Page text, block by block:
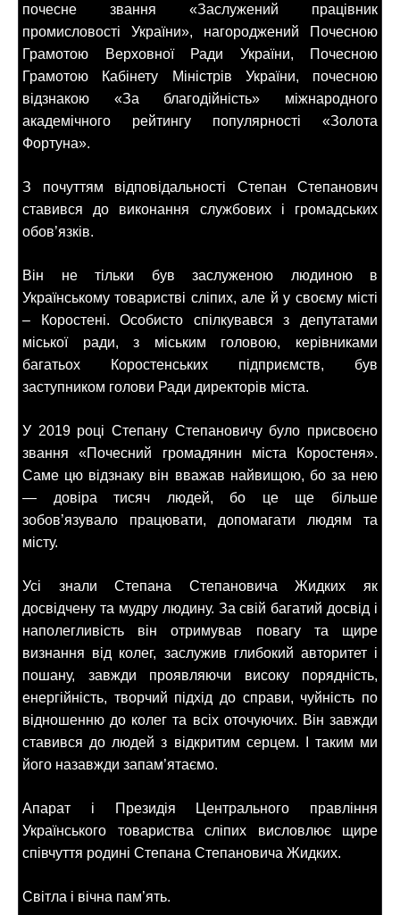
почесне звання «Заслужений працівник
промисловості України», нагороджений Почесною
Грамотою Верховної Ради України, Почесною
Грамотою Кабінету Міністрів України, почесною
відзнакою «За благодійність» міжнародного
академічного рейтингу популярності «Золота
Фортуна».
З почуттям відповідальності Степан Степанович
ставився до виконання службових і громадських
обов’язків.
Він не тільки був заслуженою людиною в
Українському товаристві сліпих, але й у своєму місті
– Коростені. Особисто спілкувався з депутатами
міської ради, з міським головою, керівниками
багатьох Коростенських підприємств, був
заступником голови Ради директорів міста.
У 2019 році Степану Степановичу було присвоєно
звання «Почесний громадянин міста Коростеня».
Саме цю відзнаку він вважав найвищою, бо за нею
— довіра тисяч людей, бо це ще більше
зобов’язувало працювати, допомагати людям та
місту.
Усі знали Степана Степановича Жидких як
досвідчену та мудру людину. За свій багатий досвід і
наполегливість він отримував повагу та щире
визнання від колег, заслужив глибокий авторитет і
пошану, завжди проявляючи високу порядність,
енергійність, творчий підхід до справи, чуйність по
відношенню до колег та всіх оточуючих. Він завжди
ставився до людей з відкритим серцем. І таким ми
його назавжди запам’ятаємо.
Апарат і Президія Центрального правління
Українського товариства сліпих висловлює щире
співчуття родині Степана Степановича Жидких.
Світла і вічна пам’ять.